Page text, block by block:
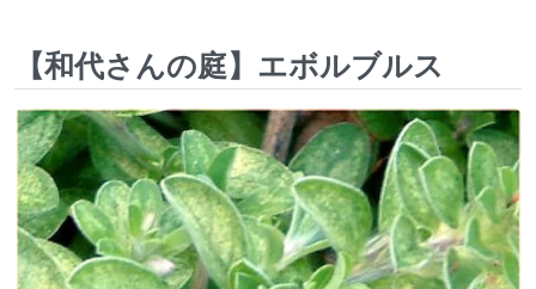
【和代さんの庭】エボルブルス